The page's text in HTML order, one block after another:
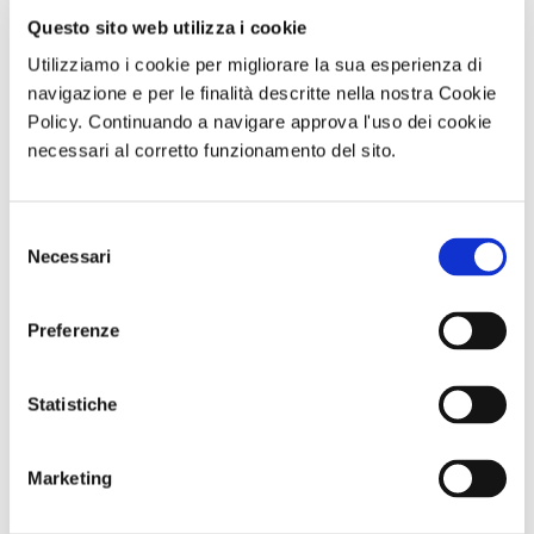
Questo sito web utilizza i cookie
Utilizziamo i cookie per migliorare la sua esperienza di
navigazione e per le finalità descritte nella nostra Cookie
Policy. Continuando a navigare approva l'uso dei cookie
necessari al corretto funzionamento del sito.
delNecessari
Preferenze
Statistiche
Marketing
"Un giorno in
Cavaliere Pepe
Comunicato n. 93
Napoli, 27 Luglio
GARA DI PESCA
Visita guidata
BATTISTERO DI
SAN GIOVANNI
IN FONTE
Settembre 2026
ore 10:30
Comunicato n. 97
Napoli, 04 Agosto
potrebbero interessarti